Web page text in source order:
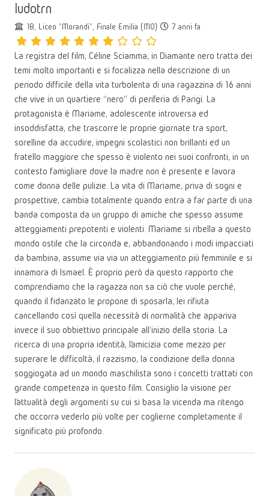
ludotrn
1B, Liceo "Morandi", Finale Emilia (MO) 7 anni fa
La registra del film, Céline Sciamma, in Diamante nero tratta dei
temi molto importanti e si focalizza nella descrizione di un
periodo difficile della vita turbolenta di una ragazzina di 16 anni
che vive in un quartiere “nero” di periferia di Parigi. La
protagonista è Mariame, adolescente introversa ed
insoddisfatta, che trascorre le proprie giornate tra sport,
sorelline da accudire, impegni scolastici non brillanti ed un
fratello maggiore che spesso è violento nei suoi confronti, in un
contesto famigliare dove la madre non è presente e lavora
come donna delle pulizie. La vita di Mariame, priva di sogni e
prospettive, cambia totalmente quando entra a far parte di una
banda composta da un gruppo di amiche che spesso assume
atteggiamenti prepotenti e violenti. Mariame si ribella a questo
mondo ostile che la circonda e, abbandonando i modi impacciati
da bambina, assume via via un atteggiamento più femminile e si
innamora di Ismael. È proprio però da questo rapporto che
comprendiamo che la ragazza non sa ciò che vuole perché,
quando il fidanzato le propone di sposarla, lei rifiuta
cancellando così quella necessità di normalità che appariva
invece il suo obbiettivo principale all'inizio della storia. La
ricerca di una propria identità, l’amicizia come mezzo per
superare le difficoltà, il razzismo, la condizione della donna
soggiogata ad un mondo maschilista sono i concetti trattati con
grande competenza in questo film. Consiglio la visione per
l’attualità degli argomenti su cui si basa la vicenda ma ritengo
che occorra vederlo più volte per coglierne completamente il
significato più profondo.